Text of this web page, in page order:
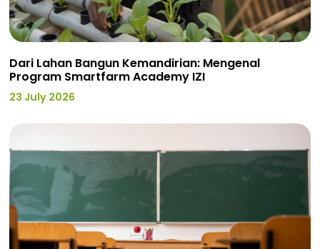
Dari Lahan Bangun Kemandirian: Mengenal
Program Smartfarm Academy IZI
23 July 2026